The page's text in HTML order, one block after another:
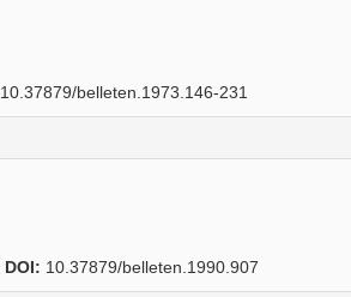
10.37879/belleten.1973.146-231
DOI: 10.37879/belleten.1990.907